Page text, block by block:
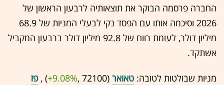
החברה פרסמה הבוקר את תוצאותיה לרבעון הראשון של
2026 וסיכמה אותו עם הפסד נקי לבעלי המניות של 68.9
מיליון דולר, לעומת רווח של 92.8 מיליון דולר ברבעון המקביל
אשתקד.
מניות שבולטות לטובה: טאואר (72100 ,‎
+9.08%
‏) ,פז